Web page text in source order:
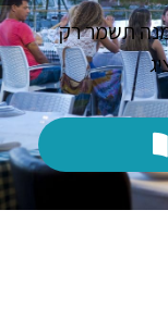
תשמר רק